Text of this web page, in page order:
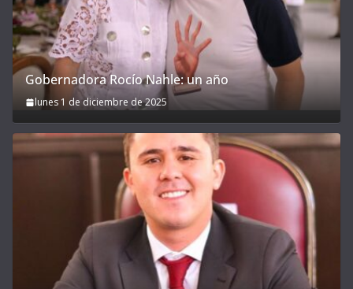
Gobernadora Rocío Nahle: un año
lunes 1 de diciembre de 2025